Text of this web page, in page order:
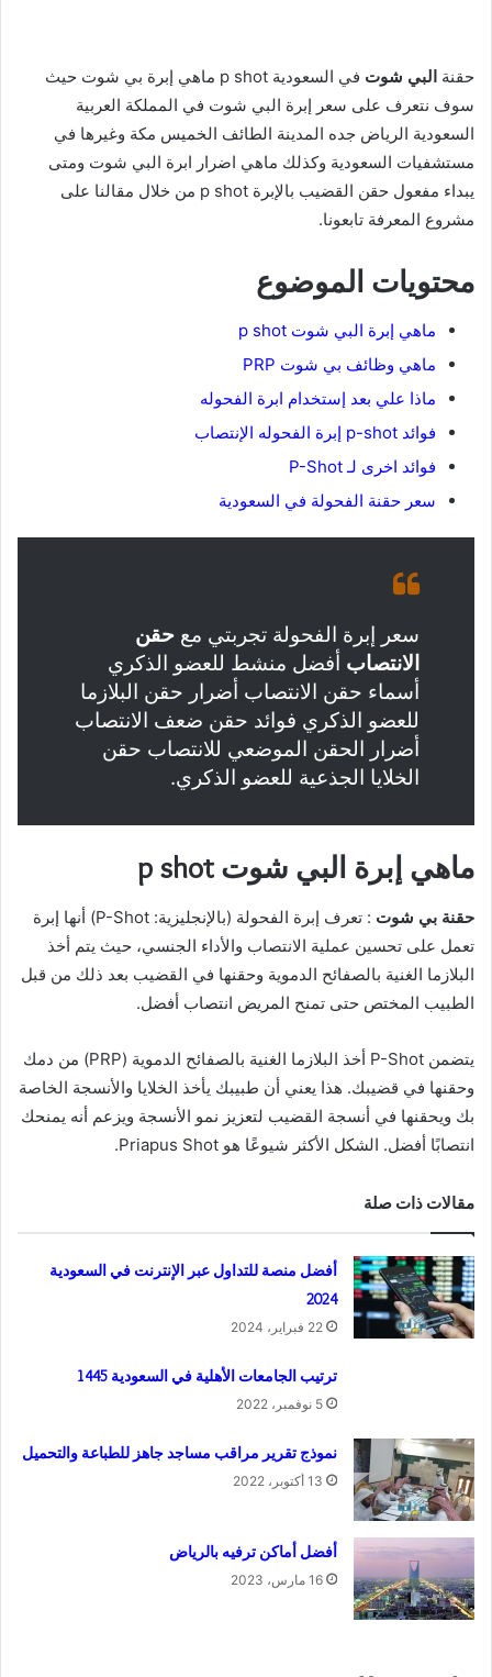
حقنة البي شوت
في السعودية p shot ماهي إبرة بي شوت حيث
سوف نتعرف على سعر إبرة البي شوت في المملكة العربية
السعودية الرياض جده المدينة الطائف الخميس مكة وغيرها في
مستشفيات السعودية وكذلك ماهي اضرار ابرة البي شوت ومتى
يبداء مفعول حقن القضيب بالإبرة p shot من خلال مقالنا على
مشروع المعرفة تابعونا.
محتويات الموضوع
ماهي إبرة البي شوت p shot
ماهي وظائف بي شوت PRP
ماذا علي بعد إستخدام ابرة الفحوله
فوائد p-shot إبرة الفحوله الإنتصاب
فوائد اخرى لـ P-Shot
سعر حقنة الفحولة في السعودية
سعر إبرة الفحولة تجربتي مع حقن
الانتصاب أفضل منشط للعضو الذكري
أسماء حقن الانتصاب أضرار حقن البلازما
للعضو الذكري فوائد حقن ضعف الانتصاب
أضرار الحقن الموضعي للانتصاب حقن
الخلايا الجذعية للعضو الذكري.
ماهي إبرة البي شوت p shot
حقنة بي شوت
: تعرف إبرة الفحولة (بالإنجليزية: P-Shot) أنها إبرة
تعمل على تحسين عملية الانتصاب والأداء الجنسي، حيث يتم أخذ
البلازما الغنية بالصفائح الدموية وحقنها في القضيب بعد ذلك من قبل
الطبيب المختص حتى تمنح المريض انتصاب أفضل.
يتضمن P-Shot أخذ البلازما الغنية بالصفائح الدموية (PRP) من دمك
وحقنها في قضيبك. هذا يعني أن طبيبك يأخذ الخلايا والأنسجة الخاصة
بك ويحقنها في أنسجة القضيب لتعزيز نمو الأنسجة ويزعم أنه يمنحك
انتصابًا أفضل. الشكل الأكثر شيوعًا هو Priapus Shot.
مقالات ذات صلة
أفضل منصة للتداول عبر الإنترنت في السعودية
2024
22 فبراير، 2024
ترتيب الجامعات الأهلية في السعودية 1445
5 نوفمبر، 2022
نموذج تقرير مراقب مساجد جاهز للطباعة والتحميل
13 أكتوبر، 2022
أفضل أماكن ترفيه بالرياض
16 مارس، 2023